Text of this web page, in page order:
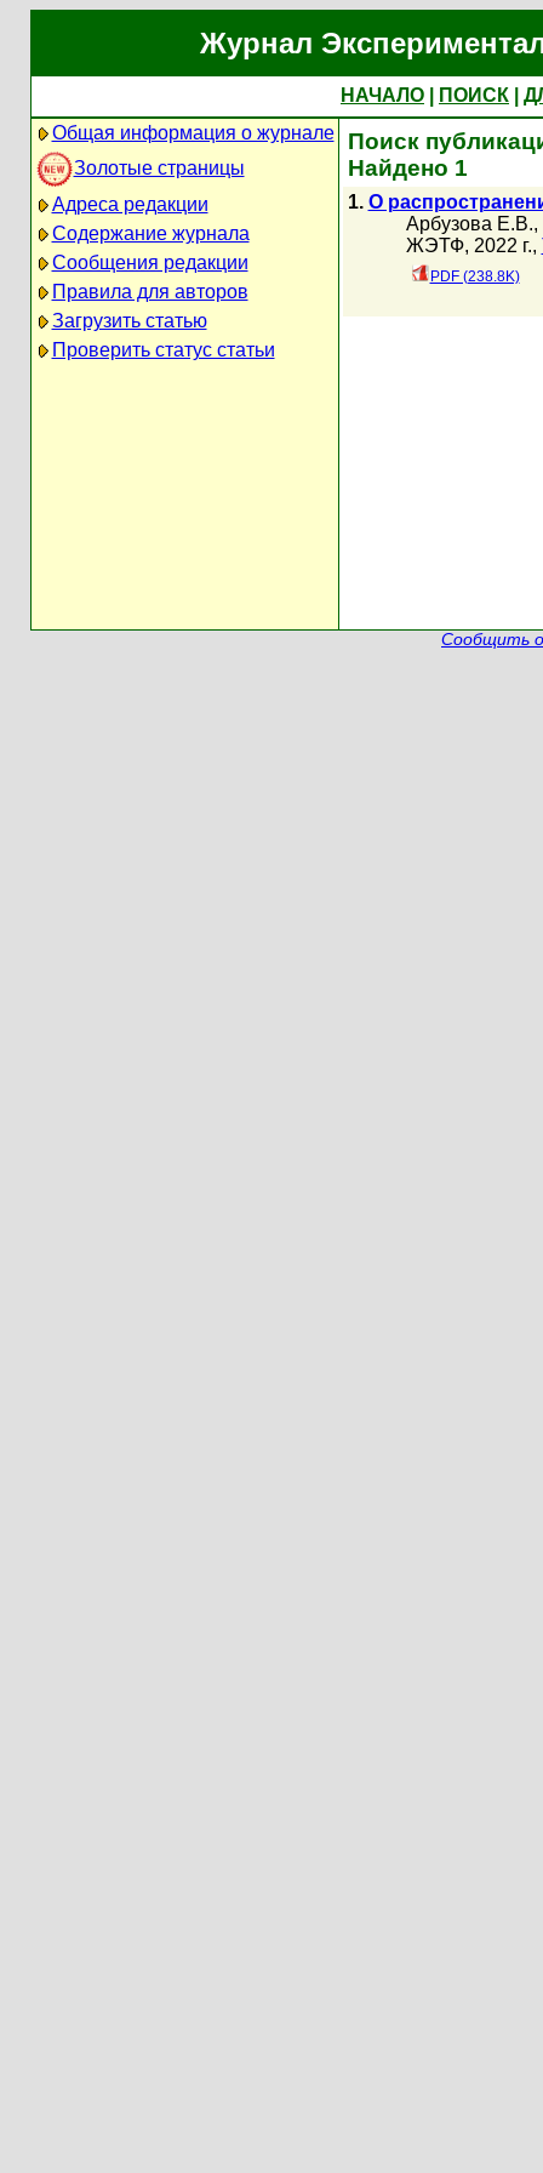
Журнал
НАЧАЛО ПОИСК
Общая информация о журнале
Золотые страницы
Адреса редакции
Содержание журнала
Сообщения редакции
Правила для авторов
Загрузить статью
Проверить статус статьи
Поиск
Найдено 1
1. О
Арбузова Е.В.,
ЖЭТФ, 2022 г.,
PDF (238.8K)
Сообщить о